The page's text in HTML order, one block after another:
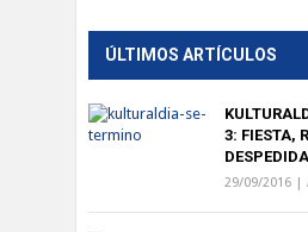
ÚLTIMOS ARTÍCULOS
3: FIESTA,
DESPEDIDA
29/09/2016 |